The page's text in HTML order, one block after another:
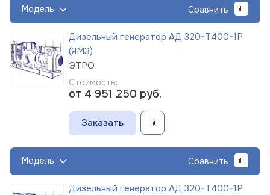
Модель Сравнить
Дизельный генератор АД 320-Т400-1Р
(ЯМЗ)
ЭТРО
Стоимость:
от 4 951 250 руб.
Заказать
Модель Сравнить
Дизельный генератор АД 320-Т400-1Р